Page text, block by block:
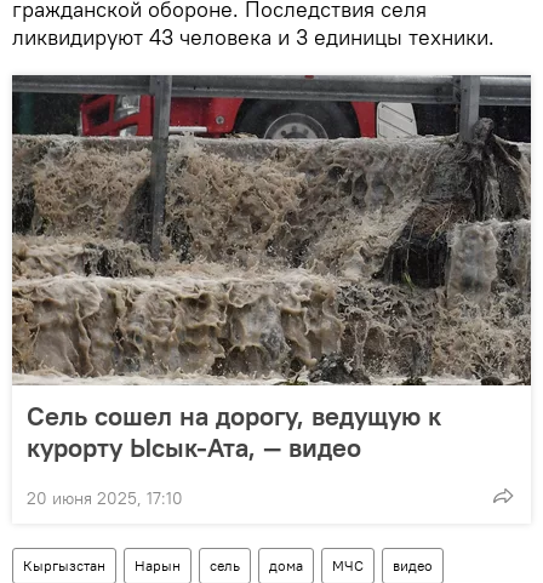
гражданской обороне. Последствия селя
ликвидируют 43 человека и 3 единицы техники.
Сель сошел на дорогу, ведущую к
курорту Ысык-Ата, — видео
20 июня 2025, 17:10
Кыргызстан Нарын сель дома МЧС видео